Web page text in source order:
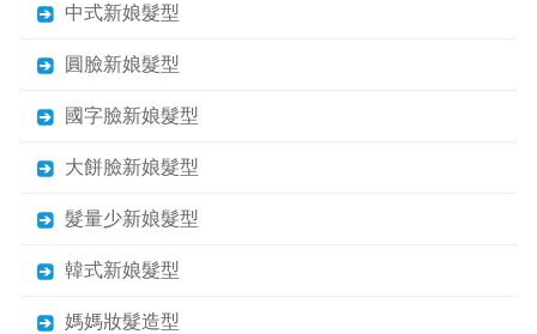
中式新娘髮型
圓臉新娘髮型
國字臉新娘髮型
大餅臉新娘髮型
髮量少新娘髮型
韓式新娘髮型
媽媽妝髮造型